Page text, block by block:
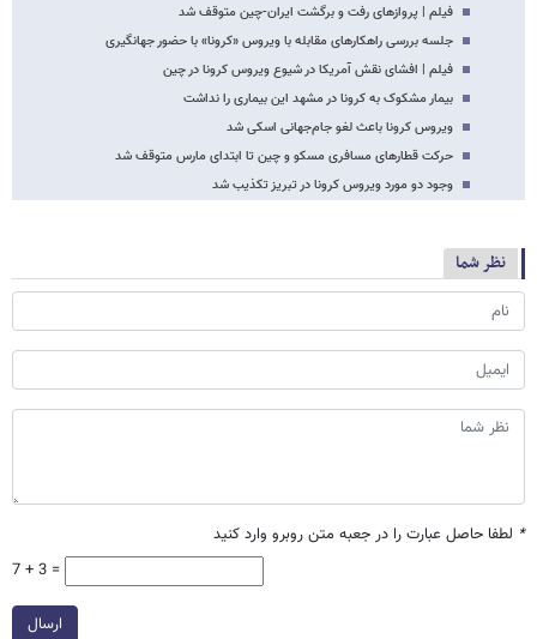
فیلم | پروازهای رفت و برگشت ایران-چین متوقف شد
جلسه بررسی راهکارهای مقابله با ویروس «کرونا» با حضور جهانگیری
فیلم | افشای نقش آمریکا در شیوع ویروس کرونا در چین
بیمار مشکوک به کرونا در مشهد این بیماری را نداشت
ویروس کرونا باعث لغو جام‌جهانی اسکی شد
حرکت قطارهای مسافری مسکو و چین تا ابتدای مارس متوقف شد
وجود دو مورد ویروس کرونا در تبریز تکذیب شد
نظر شما
* لطفا حاصل عبارت را در جعبه متن روبرو وارد کنید
7 + 3 =
ارسال